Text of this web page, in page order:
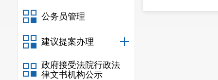
公务员管理
建议提案办理
政府接受法院行政法
律文书机构公示